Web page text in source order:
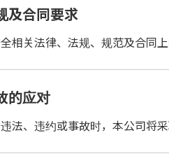
及合同要求
相关法律、法规、规范及合同
的应对
法、违约或事故时，本公司将